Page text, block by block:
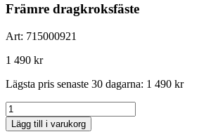
Främre dragkroksfäste
Art: 715000921
1 490 kr
Lägsta pris senaste 30 dagarna: 1 490 kr
Främre
dragkroksfäste
mängd
Lägg till i varukorg